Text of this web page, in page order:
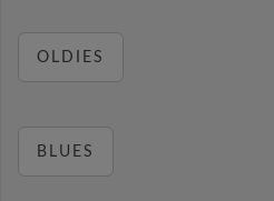
OLDIES
BLUES